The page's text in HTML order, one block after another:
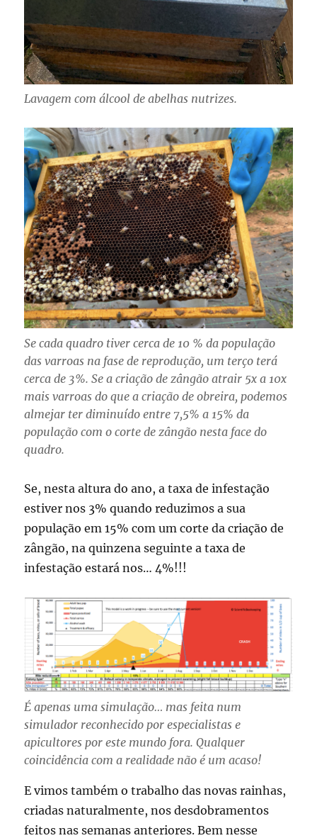
Lavagem com álcool de abelhas nutrizes.
Se cada quadro tiver cerca de 10 % da população
das varroas na fase de reprodução, um terço terá
cerca de 3%. Se a criação de zângão atrair 5x a 10x
mais varroas do que a criação de obreira, podemos
almejar ter diminuído entre 7,5% a 15% da
população com o corte de zângão nesta face do
quadro.
Se, nesta altura do ano, a taxa de infestação
estiver nos 3% quando reduzimos a sua
população em 15% com um corte da criação de
zângão, na quinzena seguinte a taxa de
infestação estará nos… 4%!!!
É apenas uma simulação… mas feita num
simulador reconhecido por especialistas e
apicultores por este mundo fora. Qualquer
coincidência com a realidade não é um acaso!
E vimos também o trabalho das novas rainhas,
criadas naturalmente, nos desdobramentos
feitos nas semanas anteriores. Bem nesse